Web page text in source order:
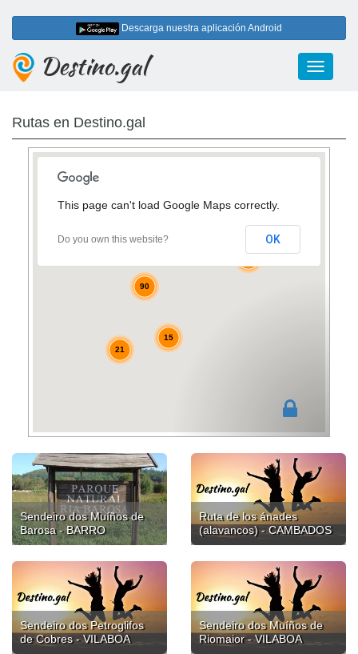
Descarga nuestra aplicación Android
Toggle
Destino.gal
Rutas en Destino.gal
90
21
15
3
This page can't load Google Maps correctly.
Do you own this website? OK
Sendeiro dos Muíños de
Barosa - BARRO
Ruta de los ánades
(alavancos) - CAMBADOS
Sendeiro dos Petroglifos
de Cobres - VILABOA
Sendeiro dos Muíños de
Riomaior - VILABOA